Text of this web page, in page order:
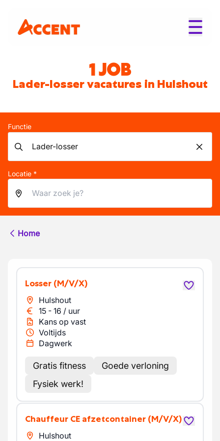
1 JOB
Lader-losser vacatures in Hulshout
Functie
Locatie *
Home
Losser (M/V/X)
Hulshout
15 - 16 / uur
Kans op vast
Voltijds
Dagwerk
Gratis fitness
Goede verloning
Fysiek werk!
Chauffeur CE afzetcontainer (M/V/X)
Hulshout